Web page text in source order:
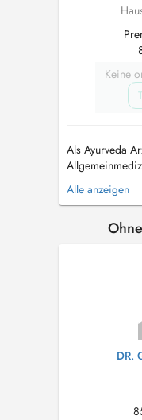
Keine
Als Ayurveda
Ansatz der
Ayurveda dient
auch
Alle anzeigen
DR.